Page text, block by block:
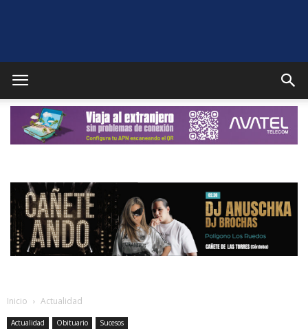
Puente
Genil
Noticias
Inicio Actualidad
Actualidad Obituario Sucesos